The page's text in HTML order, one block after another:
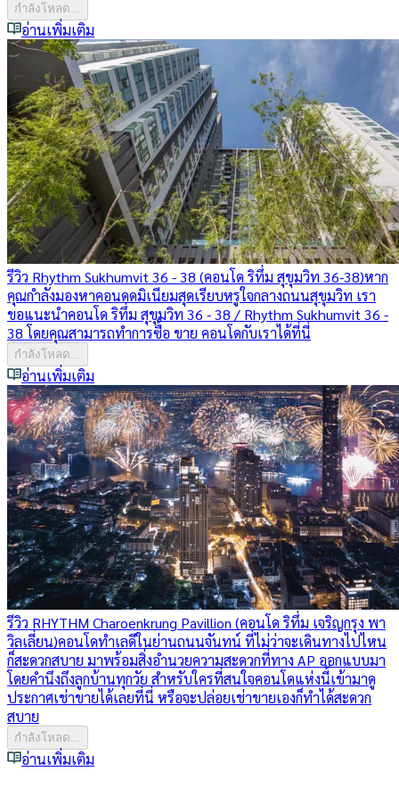
กำลังโหลด...
อ่านเพิ่มเติม
รีวิว Rhythm Sukhumvit 36 - 38 (คอนโด ริทึ่ม สุขุมวิท 36-38)หาก
คุณกำลังมองหาคอนดดมิเนียมสุดเรียบหรูใจกลางถนนสุขุมวิท เรา
ขอแนะนำคอนโด ริทึ่ม สุขุมวิท 36 - 38 / Rhythm Sukhumvit 36 -
38 โดยคุณสามารถทำการซื้อ ขาย คอนโดกับเราได้ที่นี่
กำลังโหลด...
อ่านเพิ่มเติม
รีวิว RHYTHM Charoenkrung Pavillion (คอนโด ริทึ่ม เจริญกรุง พา
วิลเลี่ยน)คอนโดทำเลดีในย่านถนนจันทน์ ที่ไม่ว่าจะเดินทางไปไหน
ก็สะดวกสบาย มาพร้อมสิ่งอำนวยความสะดวกที่ทาง AP ออกแบบมา
โดยคำนึงถึงลูกบ้านทุกวัย สำหรับใครที่สนใจคอนโดแห่งนี้เข้ามาดู
ประกาศเช่าขายได้เลยที่นี่ หรือจะปล่อยเช่าขายเองก็ทำได้สะดวก
สบาย
กำลังโหลด...
อ่านเพิ่มเติม